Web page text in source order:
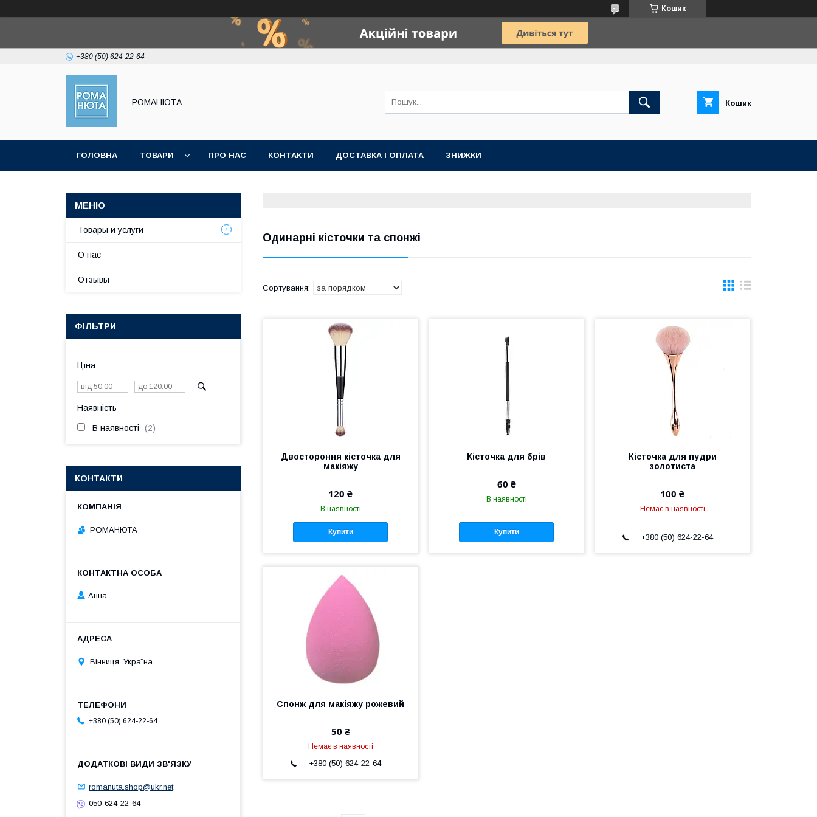
Кошик
+380 (50) 624-22-64
РОМАНЮТА Кошик
ГОЛОВНА ТОВАРИ ПРО НАС КОНТАКТИ ДОСТАВКА І ОПЛАТА ЗНИЖКИ
Одинарні кісточки та спонжі
Двостороння кісточка для
макіяжу
120 ₴
В наявності
Купити
Кісточка для брів
60 ₴
В наявності
Купити
Кісточка для пудри
золотиста
100 ₴
Немає в наявності
+380 (50) 624-22-64
Спонж для макіяжу рожевий
50 ₴
Немає в наявності
+380 (50) 624-22-64
Товары и услуги
О нас
Отзывы
ФІЛЬТРИ
Ціна
Наявність
В наявності 2
КОНТАКТИ
РОМАНЮТА
Анна
Вінниця, Україна
+380 (50) 624-22-64
romanuta.shop@ukr.net
050-624-22-64